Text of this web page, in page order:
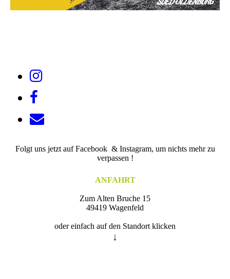
Folgt uns jetzt auf Facebook & Instagram, um nichts mehr zu
verpassen !
ANFAHRT
Zum Alten Bruche 15
49419 Wagenfeld
oder einfach auf den Standort klicken
↓